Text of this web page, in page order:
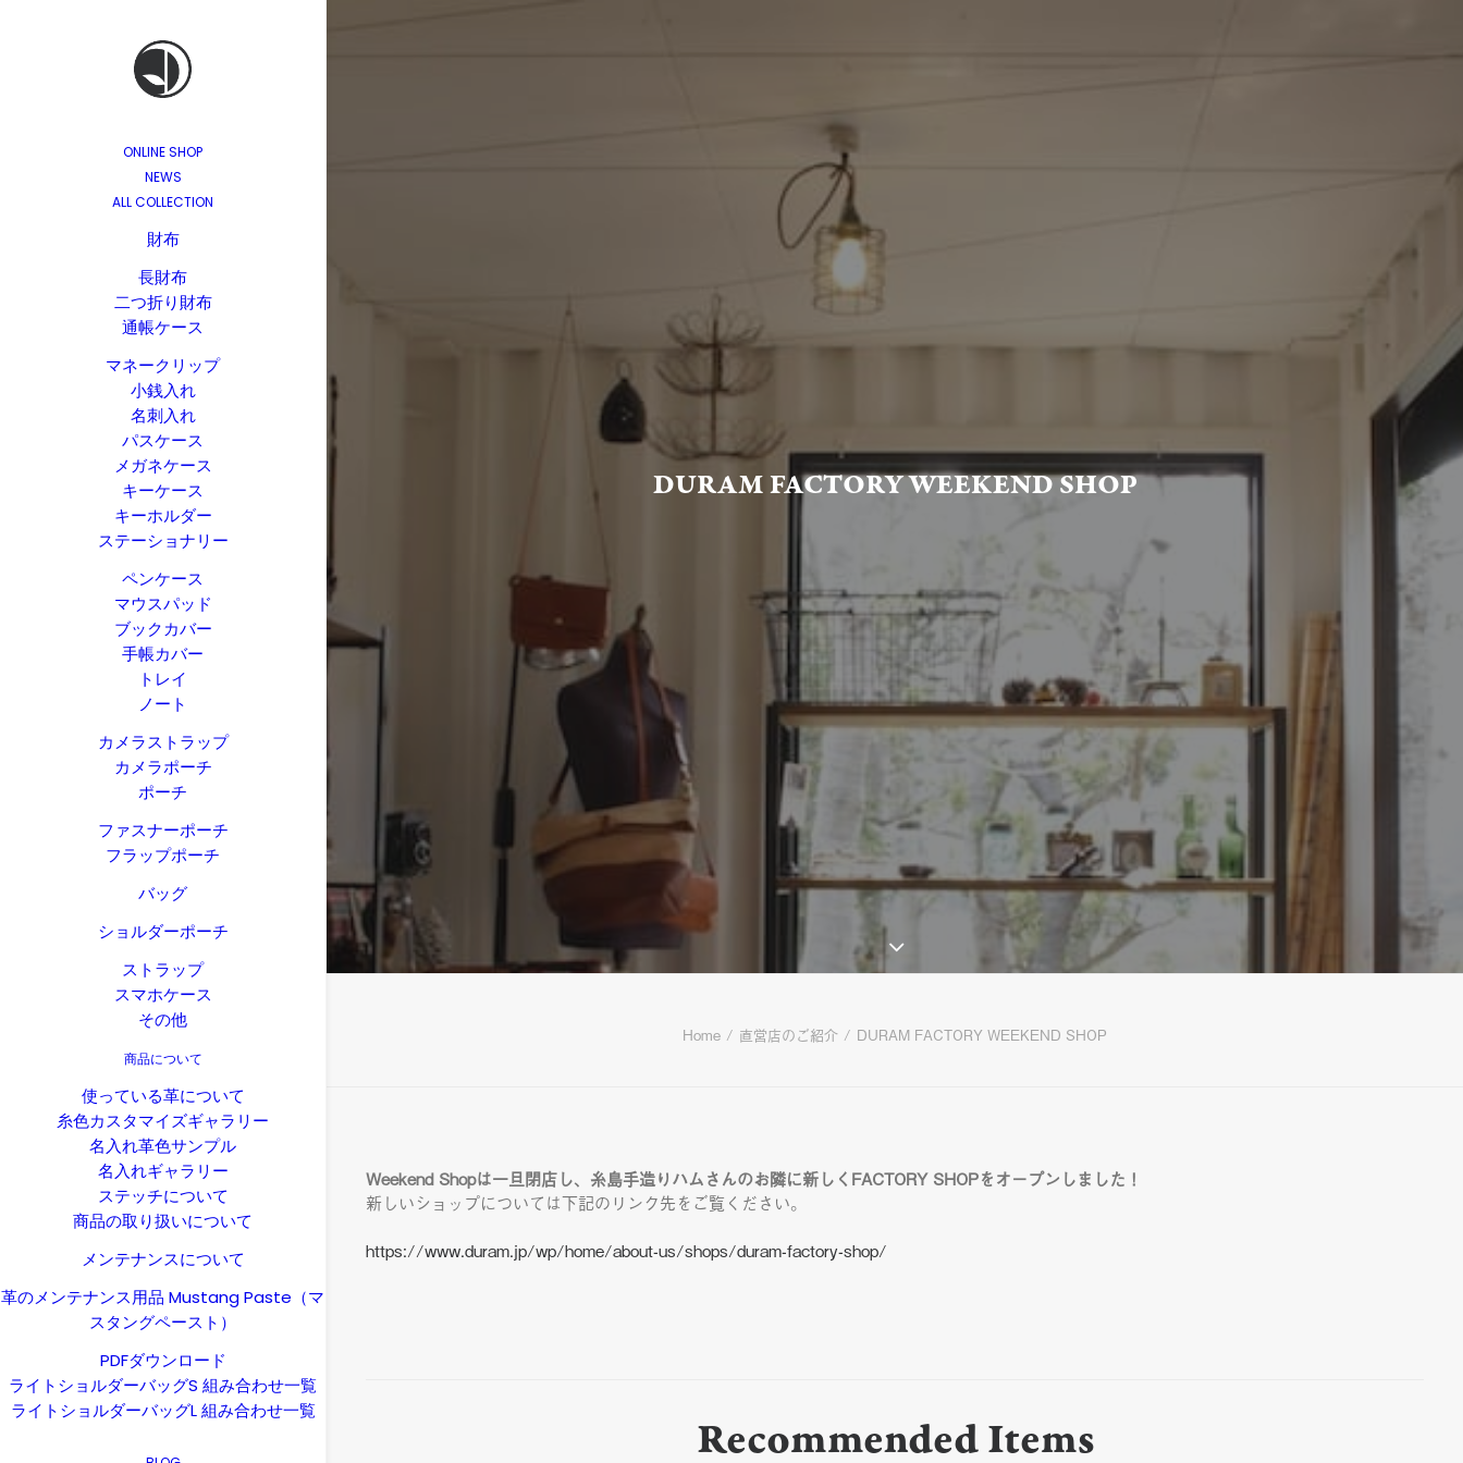
ONLINE SHOP
NEWS
ALL COLLECTION
財布
長財布
二つ折り財布
通帳ケース
マネークリップ
小銭入れ
名刺入れ
パスケース
メガネケース
キーケース
キーホルダー
ステーショナリー
ペンケース
マウスパッド
ブックカバー
手帳カバー
トレイ
ノート
カメラストラップ
カメラポーチ
ポーチ
ファスナーポーチ
フラップポーチ
バッグ
ショルダーポーチ
ストラップ
スマホケース
その他
商品について
使っている革について
糸色カスタマイズギャラリー
名入れ革色サンプル
名入れギャラリー
ステッチについて
商品の取り扱いについて
メンテナンスについて
革のメンテナンス用品 Mustang Paste（マ
スタングペースト）
PDFダウンロード
ライトショルダーバッグS 組み合わせ一覧
ライトショルダーバッグL 組み合わせ一覧
DURAM FACTORY WEEKEND SHOP
Home 直営店のご紹介 DURAM FACTORY WEEKEND SHOP
Weekend Shopは一旦閉店し、糸島手造りハムさんのお隣に新しくFACTORY SHOPをオープンしました！
新しいショップについては下記のリンク先をご覧ください。
https://www.duram.jp/wp/home/about-us/shops/duram-factory-shop/
Recommended Items